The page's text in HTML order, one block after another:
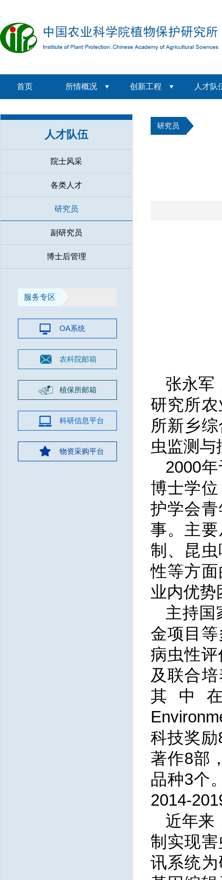
首页 所情概况 创新工程 人才队
人才队伍
院士风采
各类人才
研究员
副研究员
博士后管理
服务专区
OA系统
农科院邮箱
植保所邮箱
科研信息平台
物资采购平台
研究员
张永军
研究所
所新乡
虫监测与
2000
博士学
护学会
事。主
制、昆
性等方
业内优势
主持国
金项目
病虫性
及联合
其中在
科技奖
著作8部
品种3个
2014-
近年来
制实现
讯系统